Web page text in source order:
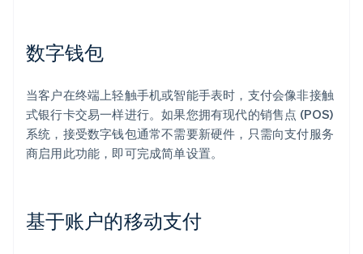
数字钱包
当客户在终端上轻触手机或智能手表时，支付会像非接触
式银行卡交易一样进行。如果您拥有现代的销售点 (POS)
系统，接受数字钱包通常不需要新硬件，只需向支付服务
商启用此功能，即可完成简单设置。
基于账户的移动支付